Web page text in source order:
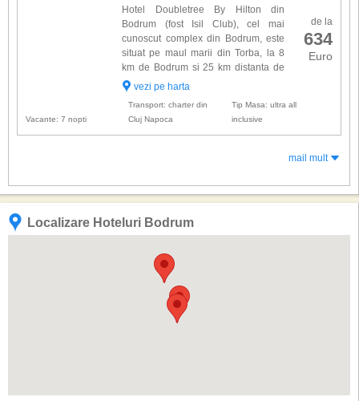
de la
634
Euro
Hotel Doubletree By Hilton din
Bodrum (fost Isil Club), cel mai
cunoscut complex din Bodrum, este
situat pe maul marii din Torba, la 8
km de Bodrum si 25 km distanta de
aeroport si este alcatuit dintr-un corp
bungalow-uri cu ...
vezi pe harta
Vacante: 7 nopti
Transport: charter din
Cluj Napoca
Tip Masa: ultra all
inclusive
mail mult
Localizare Hoteluri Bodrum